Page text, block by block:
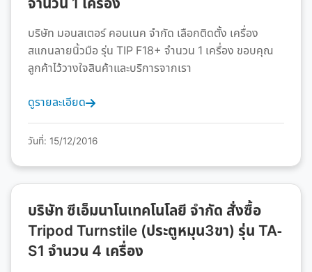
บริษัท มอนสเตอร์ คอนเนค จำกัด เลือกติดตั้ง เครื่อง
สแกนลายนิ้วมือ รุ่น TIP F18+ จำนวน 1 เครื่อง ขอบคุณ
ลูกค้าไว้วางใจสินค้าและบริการจากเรา
ดูรายละเอียด
วันที่: 15/12/2016
บริษัท ซีเอ็มนาโนเทคโนโลยี จำกัด สั่งซื้อ
Tripod Turnstile (ประตูหมุน3ขา) รุ่น TA-
S1 จำนวน 4 เครื่อง